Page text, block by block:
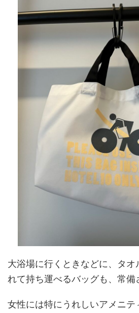
大浴場に行くときなどに、タオ
れて持ち運べるバッグも、常備
女性には特にうれしいアメニテ